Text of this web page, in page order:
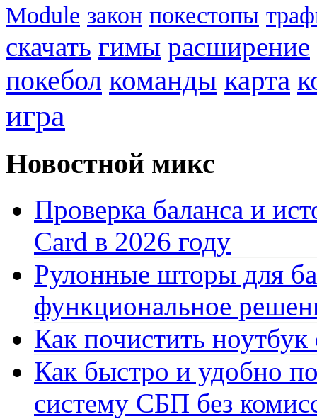
Module закон покестопы
скачать гимы расширение
покебол команды карта
игра
Новостной микс
Проверка баланса и
Card в 2026 году
Рулонные шторы для
функциональное
Как почистить
Как быстро и удобно
систему СБП без